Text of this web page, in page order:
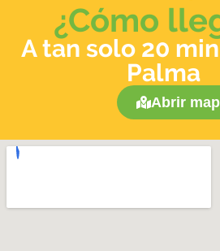
¿Cómo
A tan solo 20
Palma
Abrir